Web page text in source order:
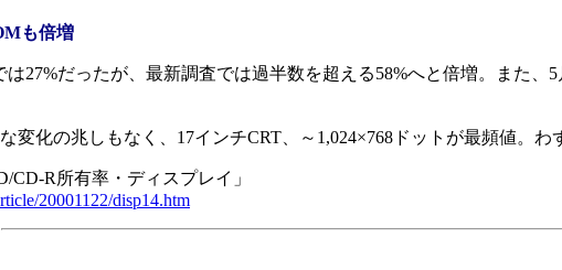
も倍増
27%だったが、最新調査では過半数を超える58%へと倍増。また
化の兆しもなく、17インチCRT、～1,024×768ドットが最頻値。わ
CD-R所有率・ディスプレイ」
20001122/disp14.htm